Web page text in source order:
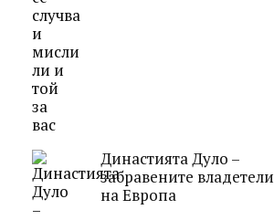
Династията Дуло –
забравените владетели
на Европа